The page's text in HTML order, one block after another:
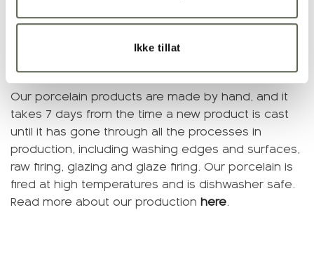
Ikke tillat
Our porcelain products are made by hand, and it
takes 7 days from the time a new product is cast
until it has gone through all the processes in
production, including washing edges and surfaces,
raw firing, glazing and glaze firing. Our porcelain is
fired at high temperatures and is dishwasher safe.
Read more about our production here.